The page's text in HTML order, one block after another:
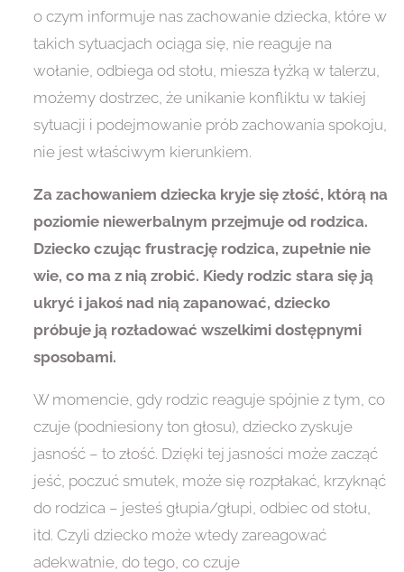
o czym informuje nas zachowanie dziecka, które w
takich sytuacjach ociąga się, nie reaguje na
wołanie, odbiega od stołu, miesza łyżką w talerzu,
możemy dostrzec, że unikanie konfliktu w takiej
sytuacji i podejmowanie prób zachowania spokoju,
nie jest właściwym kierunkiem.
Za zachowaniem dziecka kryje się złość, którą na
poziomie niewerbalnym przejmuje od rodzica.
Dziecko czując frustrację rodzica, zupełnie nie
wie, co ma z nią zrobić. Kiedy rodzic stara się ją
ukryć i jakoś nad nią zapanować, dziecko
próbuje ją rozładować wszelkimi dostępnymi
sposobami.
W momencie, gdy rodzic reaguje spójnie z tym, co
czuje (podniesiony ton głosu), dziecko zyskuje
jasność – to złość. Dzięki tej jasności może zacząć
jeść, poczuć smutek, może się rozpłakać, krzyknąć
do rodzica – jesteś głupia/głupi, odbiec od stołu,
itd. Czyli dziecko może wtedy zareagować
adekwatnie, do tego, co czuje